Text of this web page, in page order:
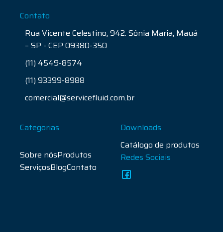
Categorias
Sobre nósProdutos
ServiçosBlogContato
Downloads
Catálogo de produtos
Redes Sociais
Contato
Rua Vicente Celestino, 942. Sônia Maria, Mauá
– SP - CEP 09380-350
(11) 4549-8574
(11) 93399-8988
comercial@servicefluid.com.br